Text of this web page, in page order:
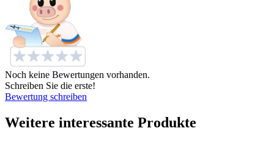
Noch keine Bewertungen vorhanden.
Schreiben Sie die erste!
Bewertung schreiben
Weitere interessante Produkte